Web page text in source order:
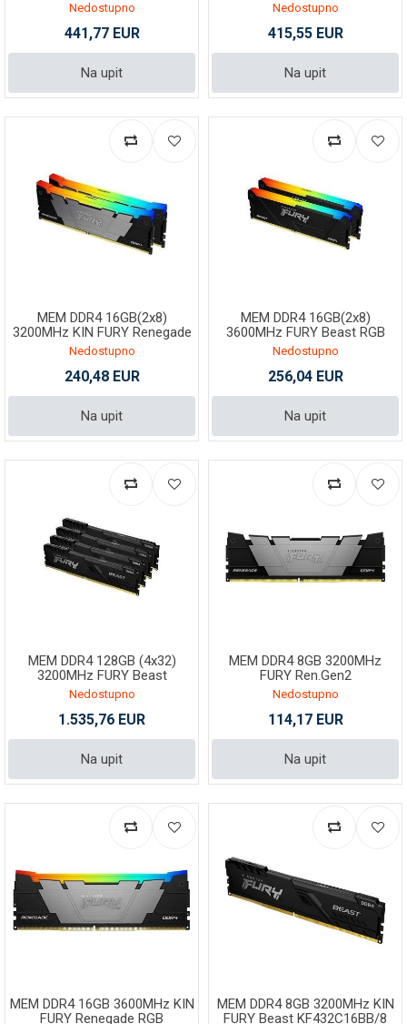
Nedostupno
441,77 EUR
Na upit
Nedostupno
415,55 EUR
Na upit
MEM DDR4 16GB(2x8)
3200MHz KIN FURY Renegade
RGB KF432C16RB2AK2/16
Nedostupno
240,48 EUR
Na upit
MEM DDR4 16GB(2x8)
3600MHz FURY Beast RGB
KF436C17BB2AK2/16
Nedostupno
256,04 EUR
Na upit
MEM DDR4 128GB (4x32)
3200MHz FURY Beast
KF432C16BBK4/128
Nedostupno
1.535,76 EUR
Na upit
MEM DDR4 8GB 3200MHz
FURY Ren.Gen2
Nedostupno
114,17 EUR
Na upit
MEM DDR4 16GB 3600MHz KIN
FURY Renegade RGB
MEM DDR4 8GB 3200MHz KIN
FURY Beast KF432C16BB/8